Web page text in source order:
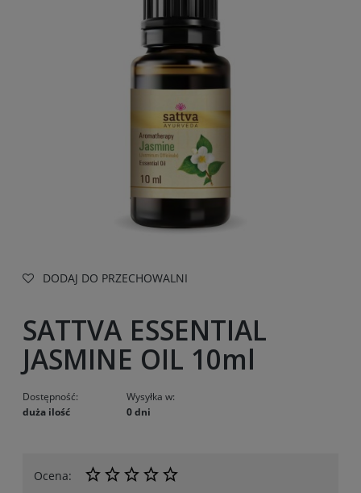
DODAJ DO PRZECHOWALNI
SATTVA ESSENTIAL
JASMINE OIL 10ml
Dostępność:
duża ilość
Wysyłka w:
0 dni
Ocena: